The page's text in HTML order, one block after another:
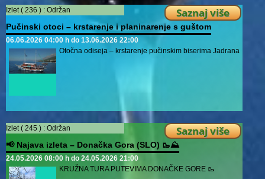
Izlet ( 236 ) : Održan Saznaj više
Pučinski otoci – krstarenje i planinarenje s guštom
06.06.2026 04:00 h do 13.06.2026 22:00
Otočna odiseja – krstarenje pučinskim biserima Jadrana
Izlet ( 245 ) : Održan Saznaj više
📢 Najava izleta – Donačka Gora (SLO) 🥾⛰️
24.05.2026 08:00 h do 24.05.2026 21:00
KRUŽNA TURA PUTEVIMA DONAČKE GORE 🥾